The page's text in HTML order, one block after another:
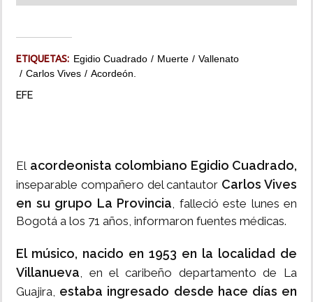
ETIQUETAS: Egidio Cuadrado Muerte
Vallenato
Carlos Vives
Acordeón.
EFE
El acordeonista colombiano Egidio Cuadrado,
inseparable compañero del cantautor Carlos Vives
en su grupo La Provincia, falleció este lunes en
Bogotá a los 71 años, informaron fuentes médicas.
El músico, nacido en 1953 en la localidad de
Villanueva, en el caribeño departamento de La
Guajira, estaba ingresado desde hace días en